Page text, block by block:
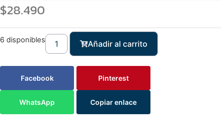
$28.490
6 disponibles Añadir al carrito
Facebook Pinterest
WhatsApp Copiar enlace